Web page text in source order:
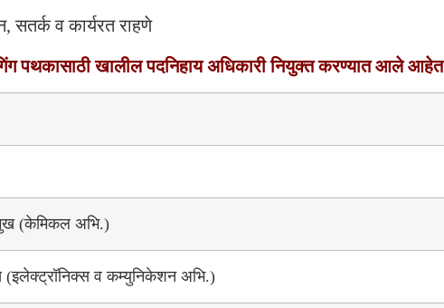
सतर्क व कार्यरत राहणे
पथकासाठी खालील पदनिहाय अधिकारी नियुक्त करण्यात आले आहेत
(केमिकल अभि.)
(इलेक्ट्रॉनिक्स व कम्युनिकेशन अभि.)